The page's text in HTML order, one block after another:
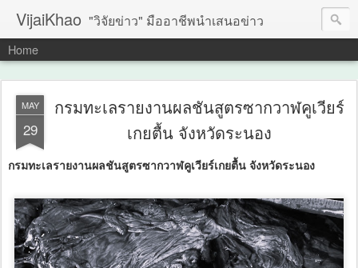
VijaiKhao "วิจัยข่าว" มืออาชีพนำเสนอข่าว
Home
MAY
29
กรมทะเลรายงานผลชันสูตรซากวาฬคูเวียร์
เกยตื้น จังหวัดระนอง
กรมทะเลรายงานผลชันสูตรซากวาฬคูเวียร์เกยตื้น จังหวัดระนอง